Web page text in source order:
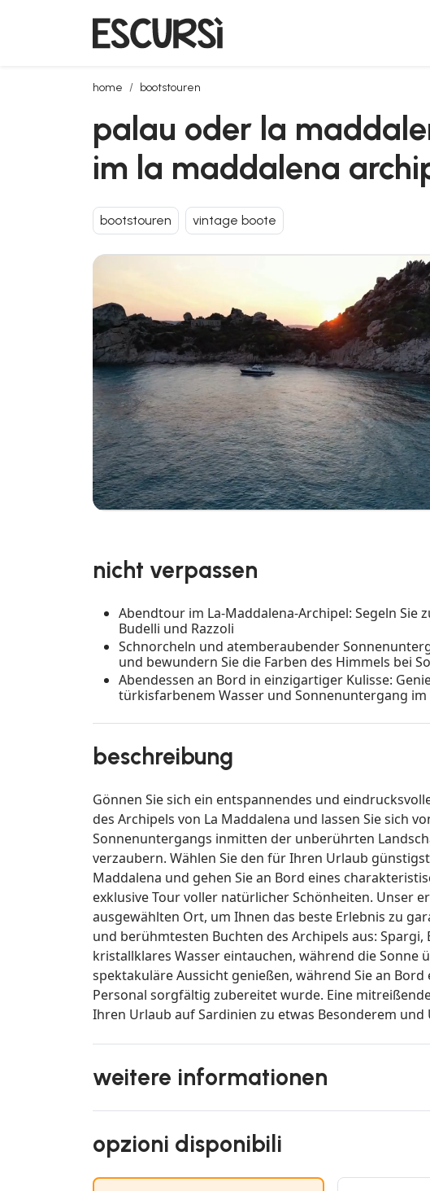
home bootstouren
palau oder la maddalena: private tour zum sonnenuntergang im
palau oder la
im la maddalena
bootstouren vintage boote
nicht verpassen
Abendtour im La-Maddalena-Archipel: Segeln Sie
Budelli und Razzoli
Schnorcheln und atemberaubender
und bewundern Sie die Farben des Himmels bei
Abendessen an Bord in einzigartiger Kulisse:
türkisfarbenem Wasser und Sonnenuntergang
beschreibung
Gönnen Sie sich ein entspannendes und
des Archipels von La Maddalena und lassen Sie sich
Sonnenuntergangs inmitten der unberührten
verzaubern. Wählen Sie den für Ihren Urlaub
Maddalena und gehen Sie an Bord eines
exklusive Tour voller natürlicher Schönheiten. Unser
ausgewählten Ort, um Ihnen das beste Erlebnis zu
und berühmtesten Buchten des Archipels aus: Spargi,
kristallklares Wasser eintauchen, während die Sonne
spektakuläre Aussicht genießen, während Sie an
Personal sorgfältig zubereitet wurde. Eine
Ihren Urlaub auf Sardinien zu etwas Besonderem und
weitere informationen
opzioni disponibili